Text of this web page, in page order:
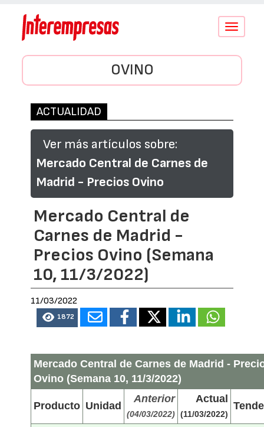
Conmutar
OVINO
ACTUALIDAD
Ver más artículos sobre:
Mercado Central de Carnes de
Madrid - Precios Ovino
Mercado Central de
Carnes de Madrid -
Precios Ovino (Semana
10, 11/3/2022)
11/03/2022
1872
Mercado Central de Carnes de Madrid -
Ovino (Semana 10, 11/3/2022)
Producto Unidad
Anterior
(04/03/2022)
Actual
(11/03/2022)